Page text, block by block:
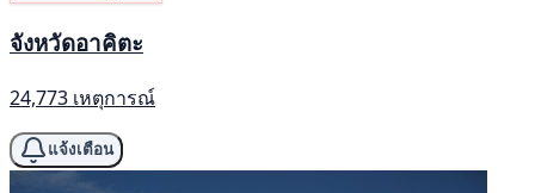
จังหวัดอาคิตะ
24,773 เหตุการณ์
แจ้งเตือน